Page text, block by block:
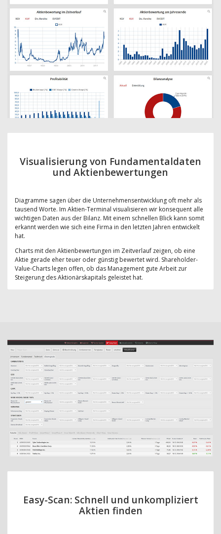
Visualisierung von Fundamentaldaten
und Aktienbewertungen
Diagramme sagen über die Unternehmensentwicklung oft mehr als
tausend Worte. Im Aktien-Terminal visualisieren wir konsequent alle
wichtigen Daten aus der Bilanz. Mit einem schnellen Blick kann somit
erkannt werden wie sich eine Firma in den letzten Jahren entwickelt
hat.
Charts mit den Aktienbewertungen im Zeitverlauf zeigen, ob eine
Aktie gerade eher teuer oder günstig bewertet wird. Shareholder-
Value-Charts legen offen, ob das Management gute Arbeit zur
Steigerung des Aktionärskapitals geleistet hat.
Easy-Scan: Schnell und unkompliziert
Aktien finden